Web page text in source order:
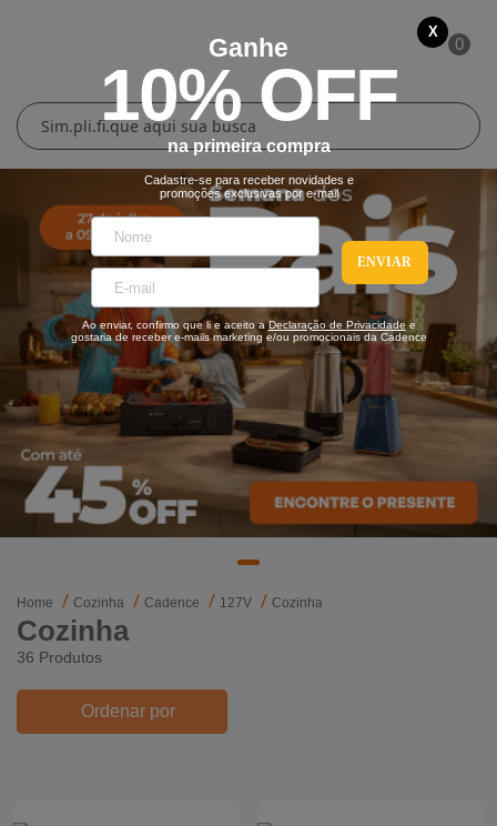
0
Home Cozinha Cadence 127V Cozinha
Cozinha
36 Produtos
Ordenar por
X
Ganhe
10% OFF
na primeira compra
Cadastre-se para receber novidades e
promoções exclusivas por e-mail
ENVIAR
Ao enviar, confirmo que li e aceito aDeclaração de Privacidade e
gostaria de receber e-mails marketing e/ou promocionais da Cadence
Cozinha
Blenders
Liquidificadores
Grills e Sanduicheiras
Chaleiras Elétricas
Cafeteiras
Fritadeiras
Mixers
Coifas
Panelas Elétricas
Lar
Ferros e Passadeiras
Conforto Térmico
Aquecedores
Climatizadores
Ventiladores
Cuidados Pessoais
Escovas Secadoras
Secadores
Cortadores de Cabelo
Pranchas